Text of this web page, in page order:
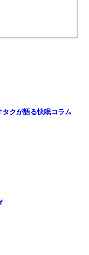
クが語る快眠コラム